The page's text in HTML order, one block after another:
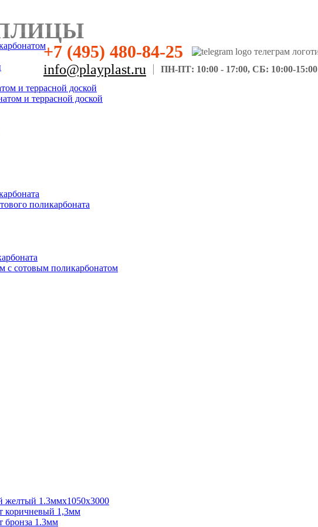
+7 (495) 480-84-25
info@playplast.ru ПН-ПТ: 10:00 - 17:00, СБ: 10:00-15:00
и террасной доской
и террасной доской
поликарбоната
с сотовым поликарбонатом
желтый 1.3ммх1050х3000
коричневый 1,3мм
бронза 1.3мм